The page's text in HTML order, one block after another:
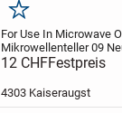
Merken
For Use In Microwave
Mikrowellenteller 09
Zustand Abholung bei
12 CHFFestpreis
4303 Kaiseraugst